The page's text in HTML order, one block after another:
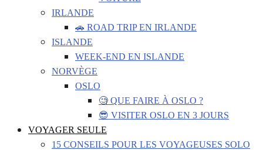
IRLANDE
🚗 ROAD TRIP EN IRLANDE
ISLANDE
WEEK-END EN ISLANDE
NORVÈGE
OSLO
🧐 QUE FAIRE À OSLO ?
😎 VISITER OSLO EN 3 JOURS
VOYAGER SEULE
15 CONSEILS POUR LES VOYAGEUSES SOLO